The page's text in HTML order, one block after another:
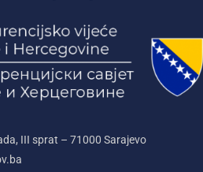
III sprat – 71000‌ Sarajevo